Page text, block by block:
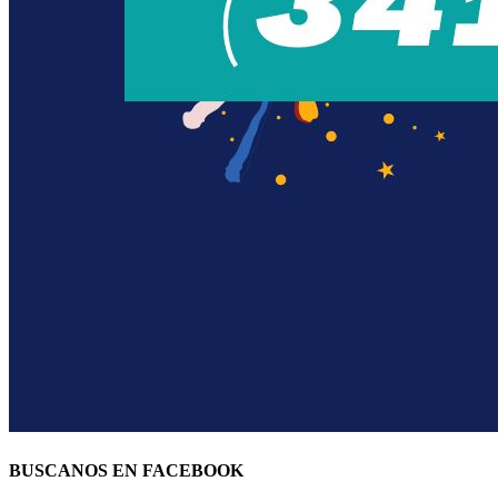
BUSCANOS EN FACEBOOK